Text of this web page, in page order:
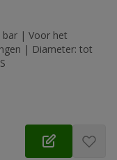
bar | Voor het
| Diameter: tot